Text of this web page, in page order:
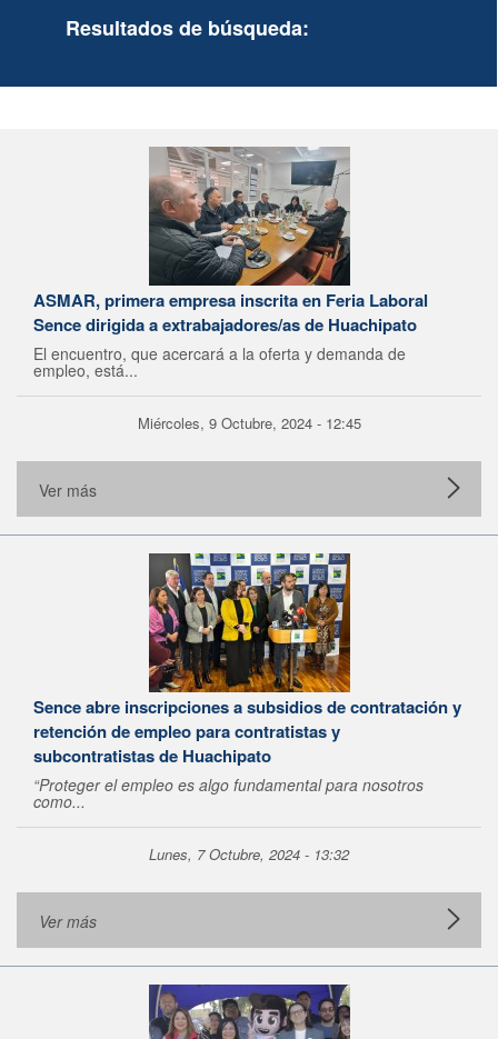
Resultados de búsqueda:
ASMAR, primera empresa inscrita en Feria Laboral
Sence dirigida a extrabajadores/as de Huachipato
El encuentro, que acercará a la oferta y demanda de
empleo, está...
Miércoles, 9 Octubre, 2024 - 12:45
Ver más
Sence abre inscripciones a subsidios de contratación y
retención de empleo para contratistas y
subcontratistas de Huachipato
“Proteger el empleo es algo fundamental para nosotros
como...
Lunes, 7 Octubre, 2024 - 13:32
Ver más